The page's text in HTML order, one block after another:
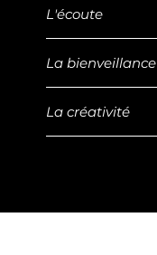
L'écoute
La bienveillance
La créativité